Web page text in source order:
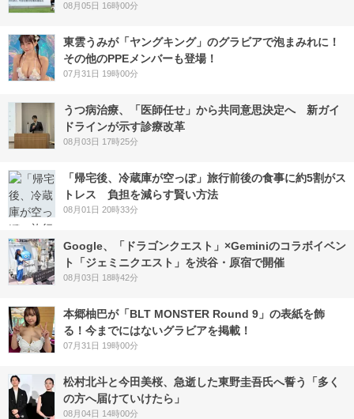
08月05日 16時00分
東雲うみが「ヤングキング」のグラビアで泡まみれに！
その他のPPEメンバーも登場！
07月31日 19時00分
うつ病治療、「医師任せ」から共同意思決定へ 新ガイ
ドラインが示す診療改革
08月03日 17時25分
「帰宅後、冷蔵庫が空っぽ」旅行前後の食事に約5割がス
トレス 負担を減らす賢い方法
08月01日 20時33分
Google、「ドラゴンクエスト」×Geminiのコラボイベン
ト「ジェミニクエスト」を渋谷・原宿で開催
08月03日 18時42分
本郷柚巴が「BLT MONSTER Round 9」の表紙を飾
る！今までにはないグラビアを掲載！
07月31日 19時00分
松村北斗と今田美桜、急逝した東野圭吾氏へ誓う「多く
の方へ届けていけたら」
08月04日 14時00分